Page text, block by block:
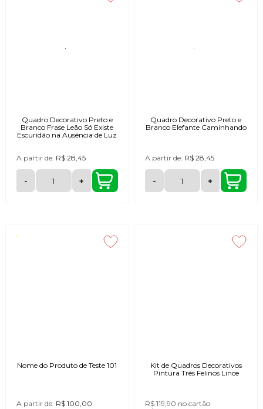
Quadro Decorativo Preto e
Branco Frase Leão Só Existe
Escuridão na Ausência de Luz
A partir de: R$ 28,45
- +
Quadro Decorativo Preto e
Branco Elefante Caminhando
A partir de: R$ 28,45
- +
Nome do Produto de Teste 101
A partir de: R$ 100,00
Kit de Quadros Decorativos
Pintura Três Felinos Lince
R$ 119,90 no cartão